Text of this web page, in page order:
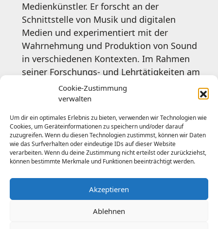
Cookie-Zustimmung
verwalten
Um dir ein optimales Erlebnis zu bieten, verwenden wir Technologien wie
Cookies, um Geräteinformationen zu speichern und/oder darauf
zuzugreifen. Wenn du diesen Technologien zustimmst, können wir Daten
wie das Surfverhalten oder eindeutige IDs auf dieser Website
verarbeiten. Wenn du deine Zustimmung nicht erteilst oder zurückziehst,
können bestimmte Merkmale und Funktionen beeinträchtigt werden.
Akzeptieren
Ablehnen
Medienkünstler. Er forscht an der
Schnittstelle von Musik und digitalen
Medien und experimentiert mit der
Wahrnehmung und Produktion von Sound
in verschiedenen Kontexten. Im Rahmen
seiner Forschungs- und Lehrtätigkeiten am
Institut für Musik der Universität
Oldenburg, an der Leuphana Universität
beschäftigt er sich mit Musikproduktion,
Sound Studies, Künstlicher Intelligenz und
digitaler Bildung. Er hat am Institut für
Theater, Medien und populäre Kultur der
Universität Hildesheim zum Thema „Musik
als Videospiel – Guitar Games in der
digitalen Musikvermittlung“ (2021,
https://doi.org/10.18442/167